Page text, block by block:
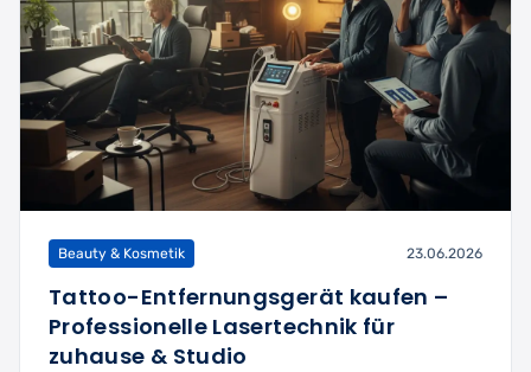
Beauty & Kosmetik 23.06.2026
Tattoo-Entfernungsgerät kaufen –
Professionelle Lasertechnik für
zuhause & Studio